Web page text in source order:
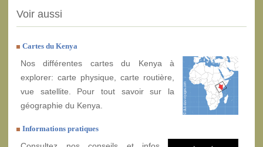
Voir aussi
Cartes du Kenya
Nos différentes cartes du Kenya à
explorer: carte physique, carte routière,
vue satellite. Pour tout savoir sur la
géographie du Kenya.
Informations pratiques